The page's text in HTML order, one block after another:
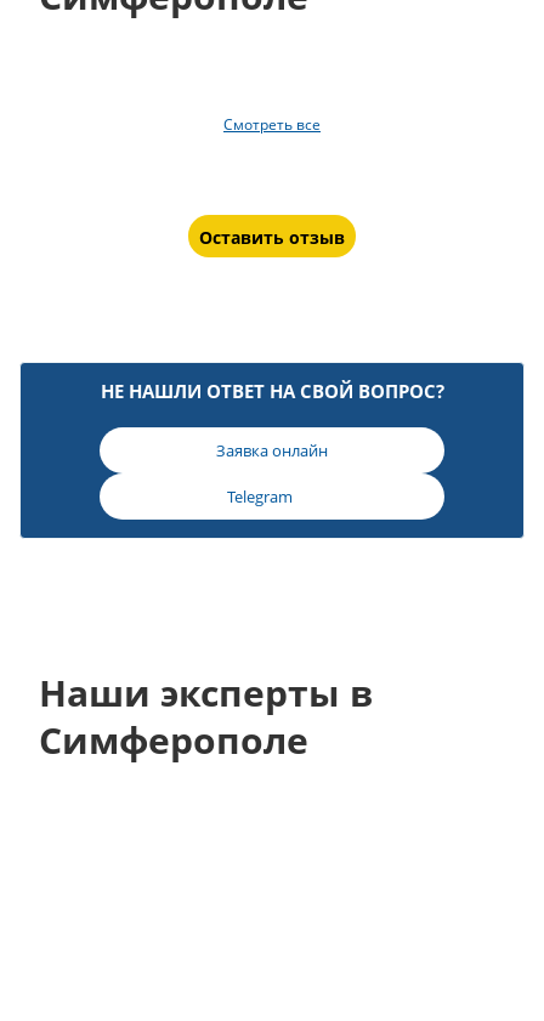
Смотреть все
Оставить отзыв
НЕ НАШЛИ ОТВЕТ НА СВОЙ ВОПРОС?
Заявка онлайн
Telegram
Наши эксперты в
Симферополе